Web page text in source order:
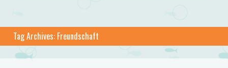
Tag Archives: Freundschaft